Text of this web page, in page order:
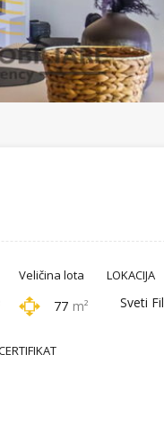
Veličina lota
77 m²
LOKACIJA
Sveti